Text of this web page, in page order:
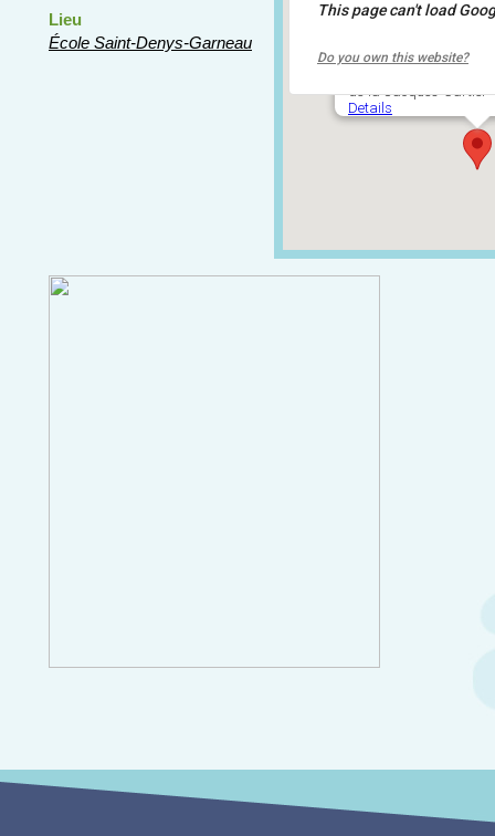
École Saint-Denys-
de-la-Jacques-Cartier
Details
This page can't load
Do you own this website?
Lieu
École Saint-Denys-Garneau